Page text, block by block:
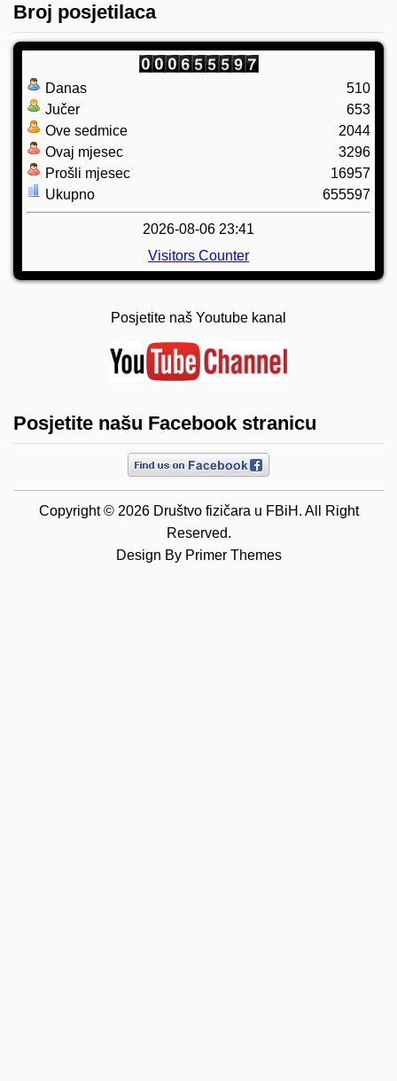
Broj posjetilaca
Danas
Jučer
Ove sedmice
Ovaj mjesec
Prošli mjesec
Ukupno
510
653
2044
3296
16957
655597
2026-08-06 23:41
Visitors Counter
Posjetite naš Youtube kanal
Posjetite našu Facebook stranicu
Copyright © 2026 Društvo fizičara u FBiH. All Right
Reserved.
Design By Primer Themes